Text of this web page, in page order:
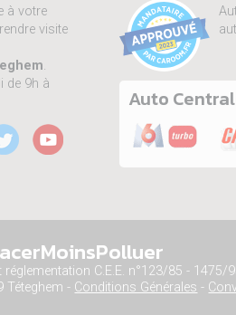
à votre
visite
.
de 9h à
Auto
C.E.E. n°123/85 - 1475/
Téteghem - Conditions Générales -